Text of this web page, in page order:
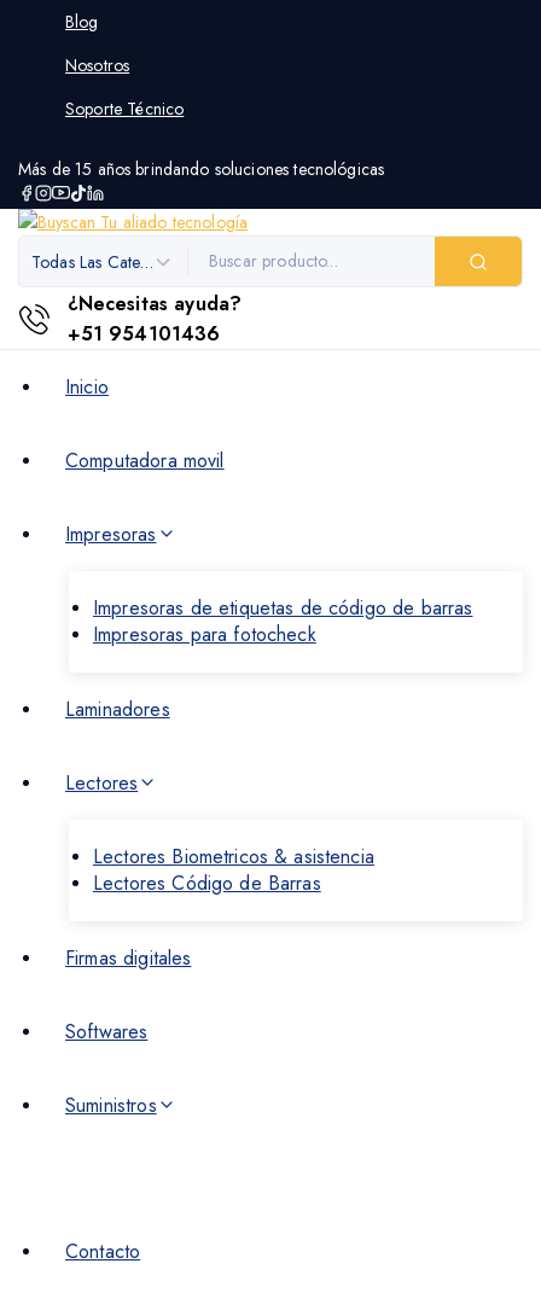
Blog
Nosotros
Soporte Técnico
Más de 15 años brindando soluciones tecnológicas
¿Necesitas ayuda?
+51 954101436
Inicio
Computadora movil
Impresoras
Impresoras de etiquetas de código de barras
Impresoras para fotocheck
Laminadores
Lectores
Lectores Biometricos & asistencia
Lectores Código de Barras
Firmas digitales
Softwares
Suministros
Contacto